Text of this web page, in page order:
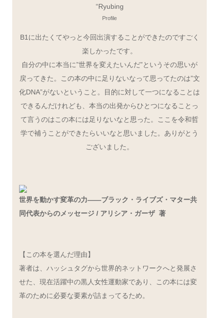
“Ryubing
Profile
B1に出たくてやっと今回出演することができたのですごく
楽しかったです。
自分の中に本当に”世界を変えたいんだ”というその思いが
戻ってきた。この本の中に足りないなって思ってたのは”文
化DNA”がないということ。目的に対して一つになることは
できるんだけれども、本当の出発からひとつになることっ
て言うのはこの本には足りないなと思った。ここを令和哲
学で補うことができたらいいなと思いました。ありがとう
ございました。
世界を動かす変革の力——ブラック・ライブズ・マター共
同代表からのメッセージ / アリシア・ガーザ 著
【この本を選んだ理由】
著者は、ハッシュタグから世界的ネットワークへと発展さ
せた、現在活躍中の黒人女性運動家であり、この本には変
革のために必要な要素が詰まってるため。